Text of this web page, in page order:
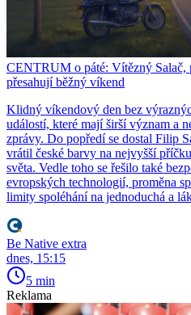
CENTRUM o páté: Vítězný Salač,
přesahují běžný víkend
Klidný víkendový den bez
událostí, které mají širší význam a
zprávy. Do popředí se dostal Filip
vrátil české barvy na nejvyšší
světa. Vedle toho se řešilo také
evropských technologií, proměna
limity spoléhání na jednoduchá a
Be Native extra
dnes, 15:15
5 min
Reklama